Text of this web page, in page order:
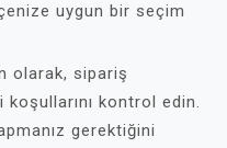
uygun bir seçim
olarak, sipariş
kontrol edin.
gerektiğini